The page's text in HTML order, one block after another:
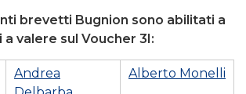
brevetti Bugnion sono abilitati a
valere sul Voucher 3I:
Andrea
Alberto Monelli